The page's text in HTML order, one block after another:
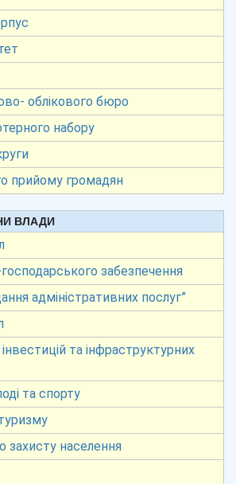
облікового бюро
набору
прийому громадян
ВЛАДИ
господарського забезпечення
адміністративних послуг”
інвестицій та інфраструктурних
та спорту
захисту населення